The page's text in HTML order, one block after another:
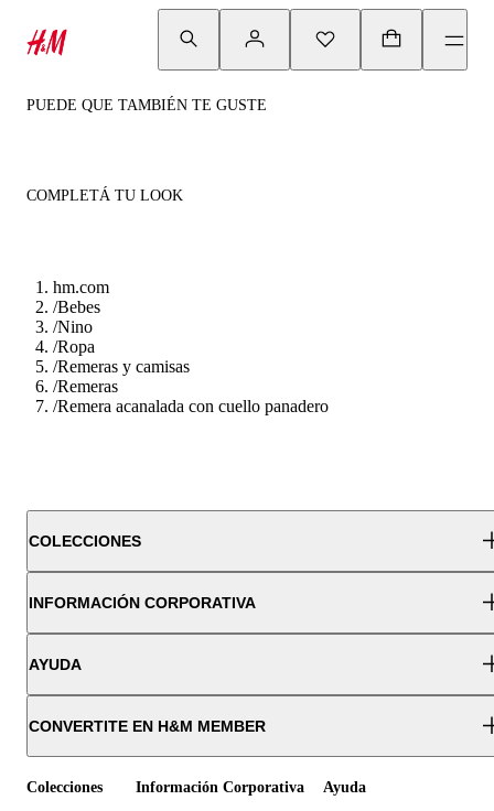
PUEDE QUE TAMBIÉN TE GUSTE
COMPLETÁ TU LOOK
hm.com
/Bebes
/Nino
/Ropa
/Remeras y camisas
/Remeras
/Remera acanalada con cuello panadero
COLECCIONES
INFORMACIÓN CORPORATIVA
AYUDA
CONVERTITE EN H&M MEMBER
Colecciones Información Corporativa Ayuda